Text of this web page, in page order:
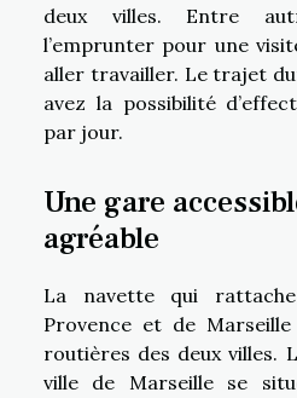
deux villes. Entre
l’emprunter pour une
aller travailler. Le trajet
avez la possibilité
par jour.
Une gare
agréable
La navette qui
Provence et de
routières des deux villes.
ville de Marseille se